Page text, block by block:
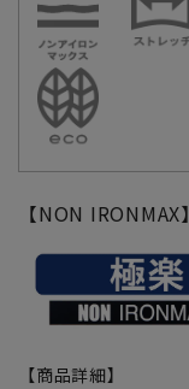
【NON IRONMAX】
【商品詳細】